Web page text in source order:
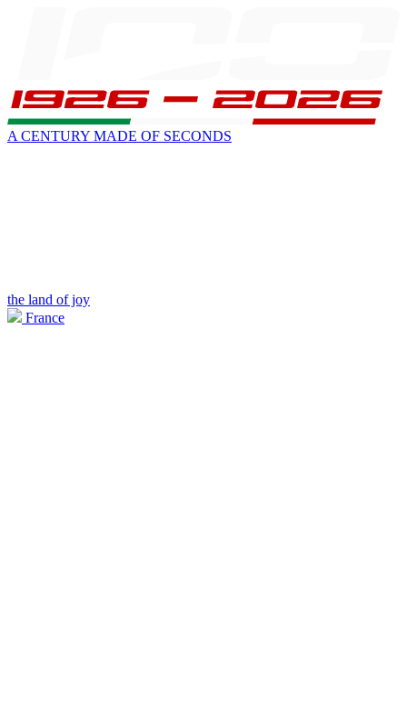
A CENTURY MADE OF SECONDS
the land of joy
France